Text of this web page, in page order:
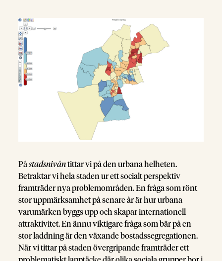
Påstadsnivåntittar vi på den urbana helheten.
Betraktar vi hela staden ur ett socialt perspektiv
framträder nya problemområden. En fråga som rönt
stor uppmärksamhet på senare år är hur urbana
varumärken byggs upp och skapar internationell
attraktivitet. En ännu viktigare fråga som bär på en
stor laddning är den växande bostadssegregationen.
När vi tittar på staden övergripande framträder ett